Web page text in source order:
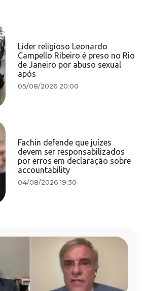
Líder religioso Leonardo
Campello Ribeiro é preso no Rio
de Janeiro por abuso sexual
após
05/08/2026 20:00
Fachin defende que juízes
devem ser responsabilizados
por erros em declaração sobre
accountability
04/08/2026 19:30